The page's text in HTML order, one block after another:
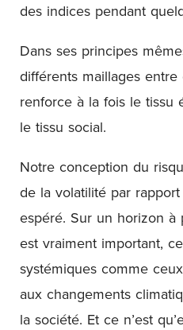
des indices pendant
Dans ses principes
différents maillages
renforce à la fois le tissu
le tissu social.
Notre conception du
de la volatilité par
espéré. Sur un horizon
est vraiment important,
systémiques comme
aux changements
la société. Et ce n’est